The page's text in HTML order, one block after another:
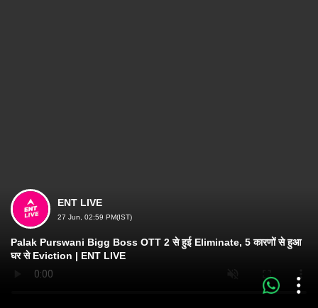
ENT LIVE
27 Jun, 02:59 PM(IST)
Palak Purswani Bigg Boss OTT 2 से हुई Eliminate, 5 कारणों से हुआ
घर से Eviction | ENT LIVE